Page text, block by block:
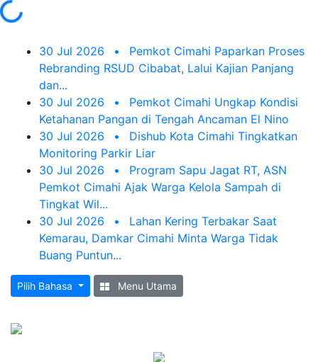
Loading...
30 Jul 2026 •
Pemkot Cimahi Paparkan Proses
Rebranding RSUD Cibabat, Lalui Kajian Panjang
dan...
30 Jul 2026
•
Pemkot Cimahi Ungkap Kondisi
Ketahanan Pangan di Tengah Ancaman El Nino
30 Jul 2026
•
Dishub Kota Cimahi Tingkatkan
Monitoring Parkir Liar
30 Jul 2026
•
Program Sapu Jagat RT, ASN
Pemkot Cimahi Ajak Warga Kelola Sampah di
Tingkat Wil...
30 Jul 2026
•
Lahan Kering Terbakar Saat
Kemarau, Damkar Cimahi Minta Warga Tidak
Buang Puntun...
Pilih Bahasa Menu Utama